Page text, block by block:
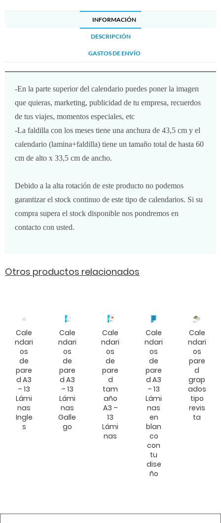
INFORMACIÓN
DESCRIPCIÓN
GASTOS DE ENVÍO
-En la parte superior del calendario puedes poner la imagen
que quieras, marketing, publicidad de tu empresa, recuerdos
de tus viajes, momentos especiales, etc
-La faldilla con los meses tiene una anchura de 43,5 cm y el
calendario (lamina+faldilla) tiene un tamaño total de hasta 60
cm de alto x 33,5 cm de ancho.
Debido a la alta rotación de este producto no podemos
garantizar el stock continuo de este tipo de calendarios. Si su
compra supera el stock disponible nos pondremos en
contacto con usted.
Otros productos relacionados
Cale
ndari
os
de
pare
d A3
– 13
Lámi
nas
Ingle
s
Cale
ndari
os
de
pare
d A3
– 13
Lámi
nas
Galle
go
Cale
ndari
os
de
pare
d
tam
año
A3 –
13
Lámi
nas
Cale
ndari
os
de
pare
d A3
– 13
Lámi
nas
en
blan
co
con
tu
dise
ño
Cale
ndari
os
pare
d
grap
ados
tipo
revis
ta